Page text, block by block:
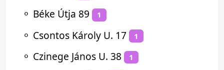
⚬ Béke Útja 89 1
⚬ Csontos Károly U. 17 1
⚬ Czinege János U. 38 1